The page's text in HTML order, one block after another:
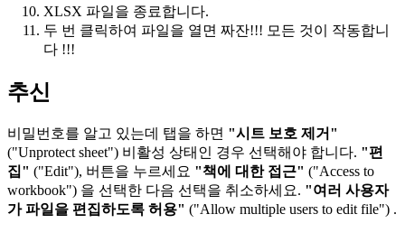
XLSX 파일을 종료합니다.
두 번 클릭하여 파일을 열면 짜잔!!! 모든 것이 작동합니
다 !!!
추신
비밀번호를 알고 있는데 탭을 하면 "시트 보호 제거"
("Unprotect sheet") 비활성 상태인 경우 선택해야 합니다. "편
집" ("Edit"), 버튼을 누르세요 "책에 대한 접근" ("Access to
workbook") 을 선택한 다음 선택을 취소하세요. "여러 사용자
가 파일을 편집하도록 허용" ("Allow multiple users to edit file") .